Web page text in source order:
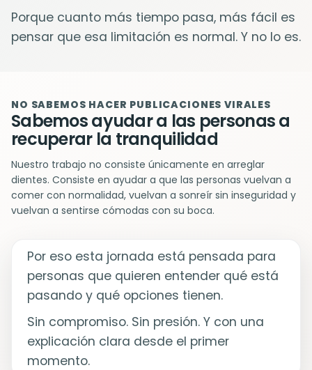
Porque cuanto más tiempo pasa, más fácil es
pensar que esa limitación es normal. Y no lo es.
NO SABEMOS HACER PUBLICACIONES VIRALES
Sabemos ayudar a las personas a
recuperar la tranquilidad
Nuestro trabajo no consiste únicamente en arreglar
dientes. Consiste en ayudar a que las personas vuelvan a
comer con normalidad, vuelvan a sonreír sin inseguridad y
vuelvan a sentirse cómodas con su boca.
Por eso esta jornada está pensada para
personas que quieren entender qué está
pasando y qué opciones tienen.
Sin compromiso. Sin presión. Y con una
explicación clara desde el primer
momento.